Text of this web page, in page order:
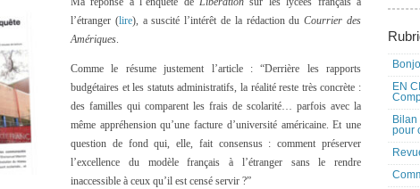
l’étranger (lire), a suscité l’intérêt de la rédaction duCourrier des
Amériques.
Comme le résume justement l’article : “Derrière les rapports
budgétaires et les statuts administratifs, la réalité reste très concrète :
des familles qui comparent les frais de scolarité… parfois avec la
même appréhension qu’une facture d’université américaine. Et une
question de fond qui, elle, fait consensus : comment préserver
l’excellence du modèle français à l’étranger sans le rendre
inaccessible à ceux qu’il est censé servir ?”
EN
Bilan
pour